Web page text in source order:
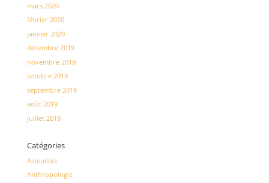
mars 2020
février 2020
janvier 2020
décembre 2019
novembre 2019
octobre 2019
septembre 2019
août 2019
juillet 2019
Catégories
Actualités
Anthropologie